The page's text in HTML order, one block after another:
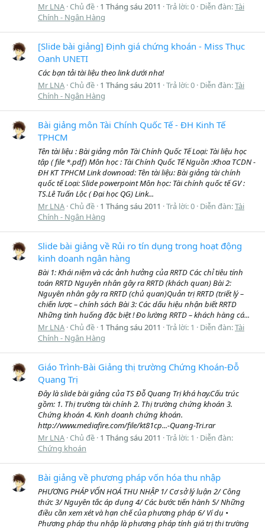
Mr LNA Chủ đề 1 Tháng sáu 2011 Trả lời: 0 Diễn đàn:Tài
Chính - Ngân Hàng
[Slide bài giảng] Định giá chứng khoán - Miss Thục
Oanh UNETI
Các bạn tải tài liệu theo link dưới nha!
Mr LNA Chủ đề 1 Tháng sáu 2011 Trả lời: 0 Diễn đàn:Tài
Chính - Ngân Hàng
Bài giảng môn Tài Chính Quốc Tế - ĐH Kinh Tế
TPHCM
Tên tài liệu : Bài giảng môn Tài Chính Quốc Tế Loại: Tài liệu học
tập ( file *.pdf) Môn học : Tài Chính Quốc Tế Nguồn :Khoa TCDN -
ĐH KT TPHCM Link downoad: Tên tài liệu: Bài giảng tài chính
quốc tế Loại: Slide powerpoint Môn học: Tài chính quốc tế GV :
TS.Lê Tuấn Lộc ( Đại học QG) Link...
Mr LNA Chủ đề 1 Tháng sáu 2011 Trả lời: 0 Diễn đàn:Tài
Chính - Ngân Hàng
Slide bài giảng về Rủi ro tín dụng trong hoạt động
kinh doanh ngân hàng
Bài 1: Khái niệm và các ảnh hưởng của RRTD Các chỉ tiêu tính
toán RRTD Nguyên nhân gây ra RRTD (khách quan) Bài 2:
Nguyên nhân gây ra RRTD (chủ quan)Quản trị RRTD (triết lý –
chiến lược – chính sách Bài 3: Các dấu hiệu nhận biết RRTD
Những tình huống đặc biệt ! Đo lường RRTD – khách hàng cá...
Mr LNA Chủ đề 1 Tháng sáu 2011 Trả lời: 1 Diễn đàn:Tài
Chính - Ngân Hàng
Giáo Trình-Bài Giảng thị trường Chứng Khoán-Đỗ
Quang Trị
Đây là slide bài giảng của TS Đỗ Quang Trị khá hay.Cấu trúc
gồm: 1. Thị trường tài chính 2. Thị trường chứng khoán 3.
Chứng khoán 4. Kinh doanh chứng khoán.
http://www.mediafire.com/file/kt81cp...-Quang-Tri.rar
Mr LNA Chủ đề 1 Tháng sáu 2011 Trả lời: 1
Diễn đàn:
Chứng khoán
Bài giảng về phương pháp vốn hóa thu nhập
PHƯƠNG PHÁP VỐN HOÁ THU NHẬP 1/ Cơ sở lý luận 2/ Công
thức 3/ Nguyên tắc áp dụng 4/ Các bước tiến hành 5/ Những
điều cần xem xét và hạn chế của phương pháp 6/ Ví dụ •
Phương pháp thu nhập là phương pháp tính giá trị thi trường